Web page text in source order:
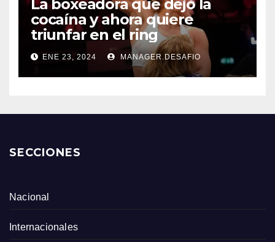
La boxeadora que dejó la
cocaína y ahora quiere
triunfar en el ring​
ENE 23, 2024 MANAGER.DESAFIO
SECCIONES
Nacional
Internacionales